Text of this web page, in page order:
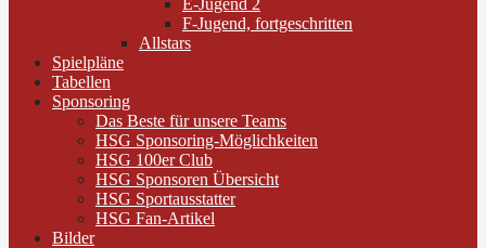
E-Jugend 2
F-Jugend, fortgeschritten
Allstars
Spielpläne
Tabellen
Sponsoring
Das Beste für unsere Teams
HSG Sponsoring-Möglichkeiten
HSG 100er Club
HSG Sponsoren Übersicht
HSG Sportausstatter
HSG Fan-Artikel
Bilder